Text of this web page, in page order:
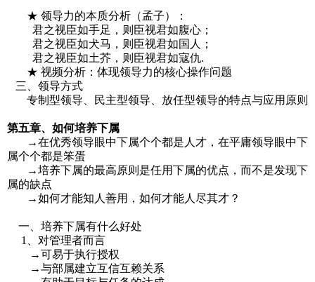
★ 领导力的本质分析（孟子）：
君之视臣如手足，则臣视君如腹心；
君之视臣如犬马，则臣视君如国人；
君之视臣如土芥，则臣视君如寇仇.
★ 视频分析：体现领导力的核心操作问题
三、领导方式
专制型领导、民主型领导、放任型领导的特点与应用原则
第五章、如何培养下属
→在优秀领导眼中下属个个都是人才，在平庸领导眼中下
属个个都是笨蛋
→培养下属的最高原则是任用下属的优点，而不是发现下
属的缺点
→如何才能知人善用，如何才能人尽其才？
一、培养下属有什么好处
1、对管理者而言
→可易于执行授权
→与部属建立互信互赖关系